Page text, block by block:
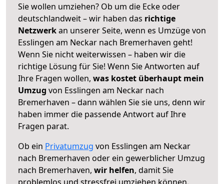
Sie wollen umziehen? Ob um die Ecke oder
deutschlandweit – wir haben das richtige
Netzwerkan unserer Seite, wenn es Umzüge von
Esslingen am Neckar nach Bremerhaven geht!
Wenn Sie nicht weiterwissen – haben wir die
richtige Lösung für Sie! Wenn Sie Antworten auf
Ihre Fragen wollen, was kostet überhaupt mein
Umzug von Esslingen am Neckar nach
Bremerhaven – dann wählen Sie sie uns, denn wir
haben immer die passende Antwort auf Ihre
Fragen parat.
Ob ein Privatumzug von Esslingen am Neckar
nach Bremerhaven oder ein gewerblicher Umzug
nach Bremerhaven, wir helfen, damit Sie